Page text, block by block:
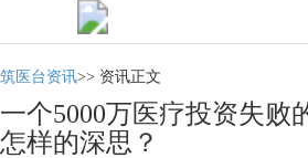
筑医台资讯>> 资讯正文
一个5000万医疗投资失败
怎样的深思？